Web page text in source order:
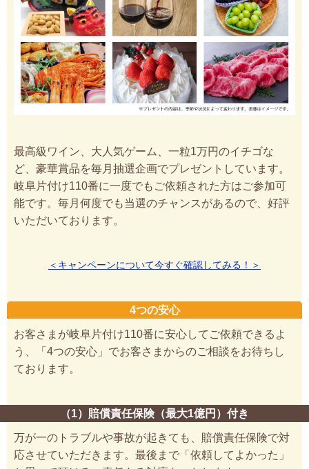
最高級ワイン、大人気ゲーム、一粒1万円のイチゴな
ど、豪華賞品を毎月抽選企画でプレゼントしています。
岐阜片付け110番に一度でもご依頼された方はご参加可
能です。毎月何度でも当選のチャンスがあるので、好評
いただいております。
＜キャンペーンについて今すぐ確認してみる！＞
4つの安心
お客さまが岐阜片付け110番に安心してご依頼できるよ
う、「4つの安心」でお客さまからのご相談をお待ちし
ております。
（1）賠償責任保険（最大1億円）付き
万が一のトラブルや事故が起きても、賠償責任保険で対
応させていただきます。最後まで「依頼してよかった」